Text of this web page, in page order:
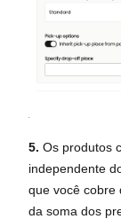
5. Os produtos
independente
que você cobre
da soma dos